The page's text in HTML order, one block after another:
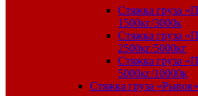
Стяжка груза
1500кг/3000к
Стяжка груза
2500кг/5000кг
Стяжка груза
5000кг/10000к
Стяжка груза «Рывок»